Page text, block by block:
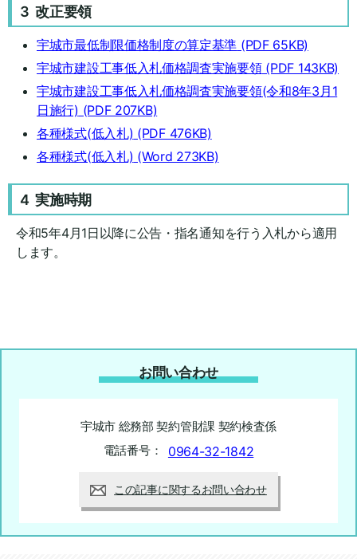
3 改正要領
宇城市最低制限価格制度の算定基準 (PDF 65KB)
宇城市建設工事低入札価格調査実施要領(PDF 143KB)
宇城市建設工事低入札価格調査実施要領(令和8年3月1
日施行) (PDF 207KB)
各種様式(低入札) (PDF 476KB)
各種様式(低入札) (Word 273KB)
4 実施時期
令和5年4月1日以降に公告・指名通知を行う入札から適用
します。
お問い合わせ
宇城市 総務部 契約管財課 契約検査係
電話番号：
0964-32-1842
この記事に関するお問い合わせ